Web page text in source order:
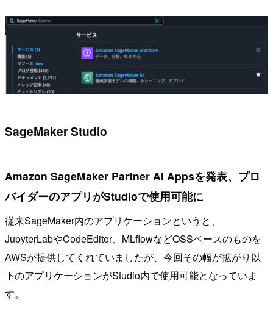
SageMaker Studio
Amazon SageMaker Partner AI Appsを発表、プロ
バイダーのアプリがStudioで使用可能に
従来SageMaker内のアプリケーションというと、
JupyterLabやCodeEditor、MLflowなどOSSベースのものを
AWSが提供してくれていましたが、今回その幅が拡がり以
下のアプリケーションがStudio内で使用可能となっていま
す。